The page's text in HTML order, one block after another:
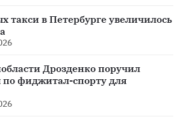
такси в Петербурге увеличилось
Дрозденко поручил
по фиджитал-спорту для